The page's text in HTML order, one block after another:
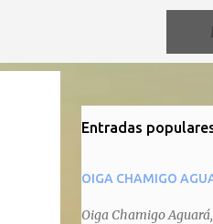
Entradas
OIGA CHAMIGO
Oiga Chamigo